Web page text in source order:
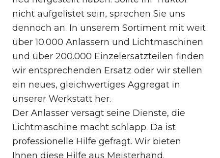
nicht aufgelistet sein, sprechen Sie uns
dennoch an. In unserem Sortiment mit weit
über 10.000 Anlassern und Lichtmaschinen
und über 200.000 Einzelersatzteilen finden
wir entsprechenden Ersatz oder wir stellen
ein neues, gleichwertiges Aggregat in
unserer Werkstatt her.
Der Anlasser versagt seine Dienste, die
Lichtmaschine macht schlapp. Da ist
professionelle Hilfe gefragt. Wir bieten
Ihnen diese Hilfe aus Meisterhand.